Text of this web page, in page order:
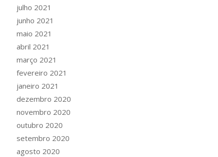
julho 2021
junho 2021
maio 2021
abril 2021
março 2021
fevereiro 2021
janeiro 2021
dezembro 2020
novembro 2020
outubro 2020
setembro 2020
agosto 2020